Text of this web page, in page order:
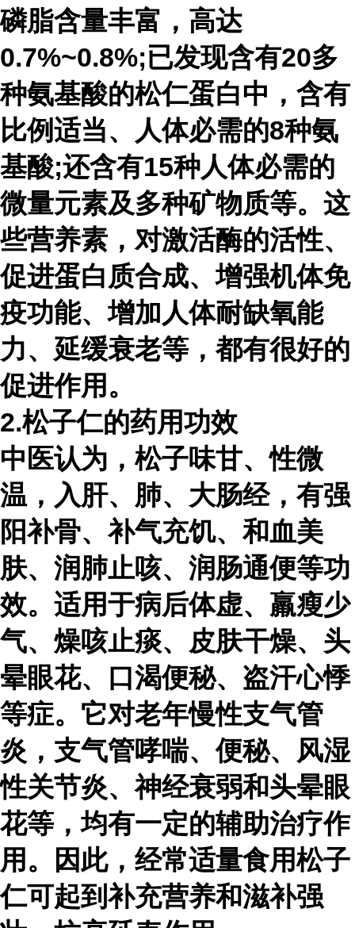
磷脂含量丰富，高达
0.7%~0.8%;已发现含有20多
种氨基酸的松仁蛋白中，含有
比例适当、人体必需的8种氨
基酸;还含有15种人体必需的
微量元素及多种矿物质等。这
些营养素，对激活酶的活性、
促进蛋白质合成、增强机体免
疫功能、增加人体耐缺氧能
力、延缓衰老等，都有很好的
促进作用。
2.松子仁的药用功效
中医认为，松子味甘、性微
温，入肝、肺、大肠经，有强
阳补骨、补气充饥、和血美
肤、润肺止咳、润肠通便等功
效。适用于病后体虚、羸瘦少
气、燥咳止痰、皮肤干燥、头
晕眼花、口渴便秘、盗汗心悸
等症。它对老年慢性支气管
炎，支气管哮喘、便秘、风湿
性关节炎、神经衰弱和头晕眼
花等，均有一定的辅助治疗作
用。因此，经常适量食用松子
仁可起到补充营养和滋补强